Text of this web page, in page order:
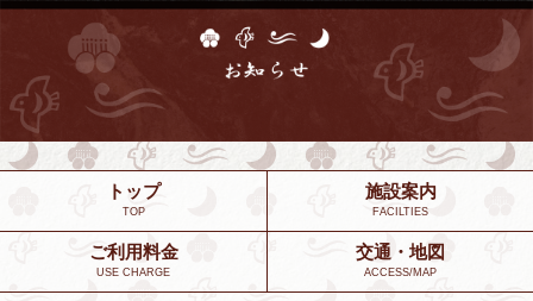
トップ
TOP
施設案内
FACILTIES
ご利用料金
USE CHARGE
交通・地図
ACCESS/MAP